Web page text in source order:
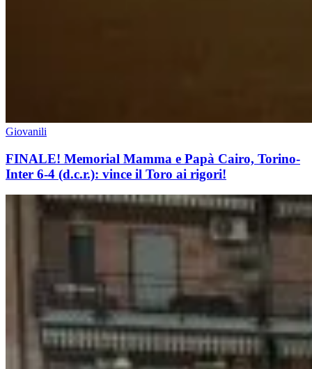
Giovanili
FINALE! Memorial Mamma e Papà Cairo, Torino-
Inter 6-4 (d.c.r.): vince il Toro ai rigori!